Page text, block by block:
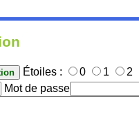
Étoiles : 0 1 2
Mot de passe